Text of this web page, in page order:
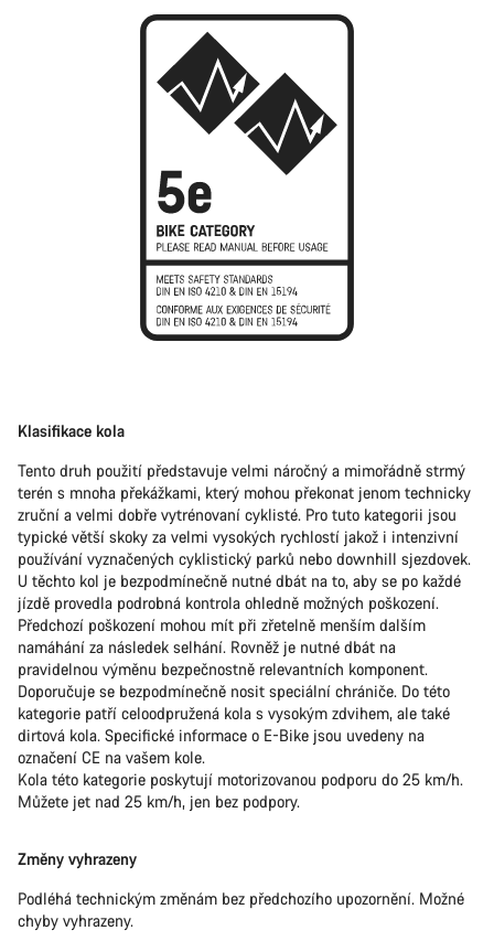
Klasifikace kola
Tento druh použití představuje velmi náročný a mimořádně strmý
terén s mnoha překážkami, který mohou překonat jenom technicky
zruční a velmi dobře vytrénovaní cyklisté. Pro tuto kategorii jsou
typické větší skoky za velmi vysokých rychlostí jakož i intenzivní
používání vyznačených cyklistický parků nebo downhill sjezdovek.
U těchto kol je bezpodmínečně nutné dbát na to, aby se po každé
jízdě provedla podrobná kontrola ohledně možných poškození.
Předchozí poškození mohou mít při zřetelně menším dalším
namáhání za následek selhání. Rovněž je nutné dbát na
pravidelnou výměnu bezpečnostně relevantních komponent.
Doporučuje se bezpodmínečně nosit speciální chrániče. Do této
kategorie patří celoodpružená kola s vysokým zdvihem, ale také
dirtová kola. Specifické informace o E-Bike jsou uvedeny na
označení CE na vašem kole.
Kola této kategorie poskytují motorizovanou podporu do 25 km/h.
Můžete jet nad 25 km/h, jen bez podpory.
Změny vyhrazeny
Podléhá technickým změnám bez předchozího upozornění. Možné
chyby vyhrazeny.